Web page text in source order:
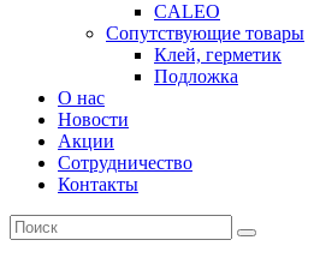
CALEO
Сопутствующие товары
Клей, герметик
Подложка
О нас
Новости
Акции
Сотрудничество
Контакты